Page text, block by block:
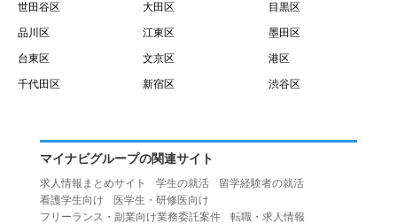
１２.「キャンセル」とは、賃貸借契約締結後から契約期間
開始日前までに、利用者が賃貸借契約を解除することを意
味します。
１３.「中途解約」とは、賃貸借契約期間の途中で、利用者
１.利用者は、本サービスを利用する上で次の各号に定める
とします。
（１）重複、虚偽の情報、または自己以外の情報を登録す
世田谷区 大田区 目黒区
品川区 江東区 墨田区
台東区 文京区 港区
千代田区 新宿区 渋谷区
マイナビグループの関連サイト
求人情報まとめサイト 学生の就活
留学経験者の就活
看護学生向け
医学生・研修医向け
フリーランス・副業向け業務委託案件
転職・求人情報